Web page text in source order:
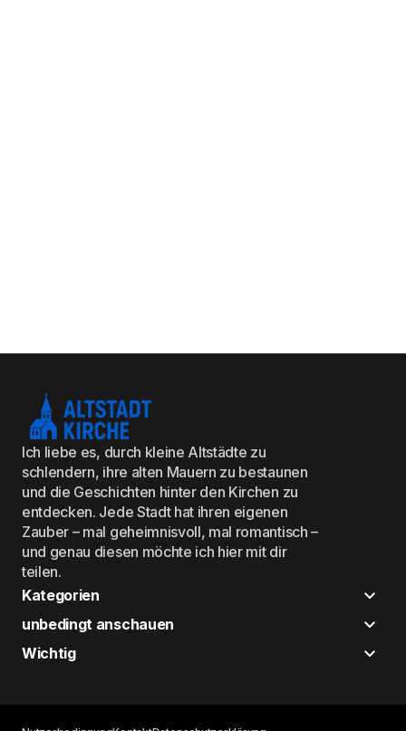
Ich liebe es, durch kleine Altstädte zu
schlendern, ihre alten Mauern zu bestaunen
und die Geschichten hinter den Kirchen zu
entdecken. Jede Stadt hat ihren eigenen
Zauber – mal geheimnisvoll, mal romantisch –
und genau diesen möchte ich hier mit dir
teilen.
Kategorien
unbedingt anschauen
Wichtig